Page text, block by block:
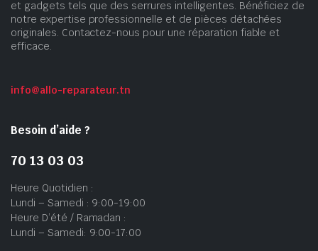
et gadgets tels que des serrures intelligentes. Bénéficiez de
notre expertise professionnelle et de pièces détachées
originales. Contactez-nous pour une réparation fiable et
efficace.
info@allo-reparateur.tn
Besoin d’aide ?
70 13 03 03
Heure Quotidien :
Lundi – Samedi : 9:00-19:00
Heure D’été / Ramadan :
Lundi – Samedi: 9:00-17:00